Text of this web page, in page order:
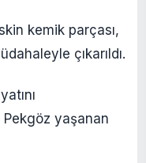
kemik parçası,
çıkarıldı.
yaşanan